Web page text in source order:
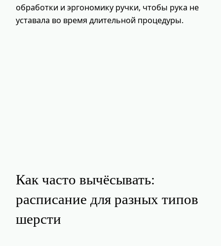
обработки и эргономику ручки, чтобы рука не
уставала во время длительной процедуры.
Как часто вычёсывать:
расписание для разных типов
шерсти